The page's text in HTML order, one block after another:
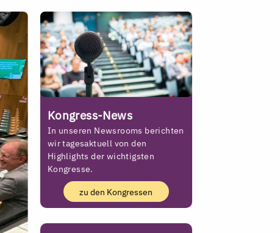
Kongress-News
In unseren Newsrooms berichten
wir tagesaktuell von den
Highlights der wichtigsten
Kongresse.
zu den Kongressen